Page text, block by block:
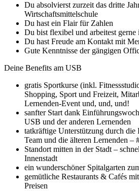
Du absolvierst zurzeit das dritte
Wirtschaftsmittelschule
Du hast ein Flair für Zahlen
Du bist flexibel und arbeitest gerne
Du hast Freude am Kontakt mit
Gute Kenntnisse der gängigen
Deine Benefits am USB
gratis Sportkurse (inkl.
Shopping, Sport und Freizeit,
Lernenden-Event und, und, und!
sanfter Start dank
USB und der anderen Lernenden
tatkräftige Unterstützung durch
Team und die älteren Lernenden –
Standort mitten in der Stadt –
Innenstadt
ein wunderschöner Spitalgarten
gemütliche Restaurants & Cafés
Preisen